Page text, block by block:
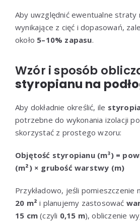
Aby uwzględnić ewentualne straty
wynikające z cięć i dopasowań,
około 5–10% zapasu.
Wzór i sposób
styropianu na
Aby dokładnie określić, ile
potrzebne do wykonania izolacji
skorzystać z prostego wzoru:
Objętość styropianu (m³) =
(m²) × grubość warstwy (m)
Przykładowo, jeśli pomieszczenie
20 m² i planujemy zastosować
15 cm (czyli 0,15 m), obliczenie